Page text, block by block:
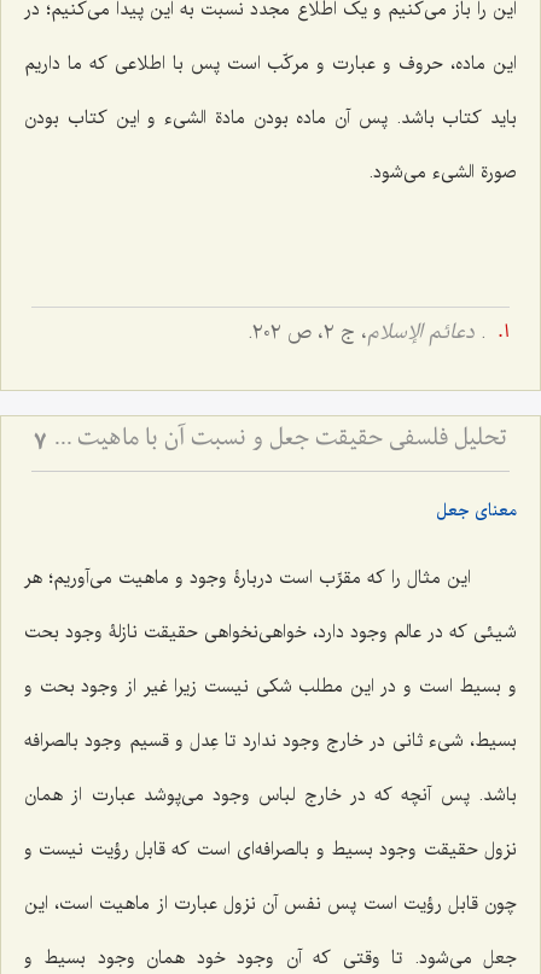
این را باز می‌کنیم و یک اطلاع مجدد نسبت به این پیدا می‌کنیم؛ در
این ماده، حروف و عبارت و مرکّب است پس با اطلاعی که ما داریم
باید کتاب باشد. پس آن ماده بودن مادة الشیء و این کتاب بودن
صورة الشیء می‌شود.
. دعائم الإسلام، ج ۲، ص ۲۰۲.
تحلیل فلسفی حقیقت جعل و نسبت آن با ماهیت - بررسی اعتباریت ماهیت در پرتو اصالت وجود 7
معنای جعل
این مثال را که مقرِّب است دربارۀ وجود و ماهیت می‌آوریم؛ هر
شیئی که در عالم وجود دارد، خواهی‌نخواهی حقیقت نازلۀ وجود بحت
و بسیط است و در این مطلب شکی نیست زیرا غیر از وجود بحت و
بسیط، شیء ثانی در خارج وجود ندارد تا عِدل و قسیم وجود بالصرافه
باشد. پس آنچه که در خارج لباس وجود می‌پوشد عبارت از همان
نزول حقیقت وجود بسیط و بالصرافه‌ای است که قابل رؤیت نیست و
چون قابل رؤیت است پس نفس آن نزول عبارت از ماهیت است، این
جعل می‌شود. تا وقتی که آن وجود خود همان وجود بسیط و